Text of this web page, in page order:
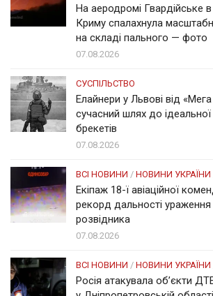
На аеродромі Гвардійське
Криму спалахнула
на складі пального — фото
07.08.2026
СУСПІЛЬСТВО
Елайнери у Львові від
сучасний шлях до
брекетів
07.08.2026
ВСІ НОВИНИ / НОВИНИ УКРАЇНИ
Екіпаж 18-ї авіаційної
рекорд дальності
розвідника
07.08.2026
ВСІ НОВИНИ / НОВИНИ УКРАЇНИ
Росія атакувала об’єкти